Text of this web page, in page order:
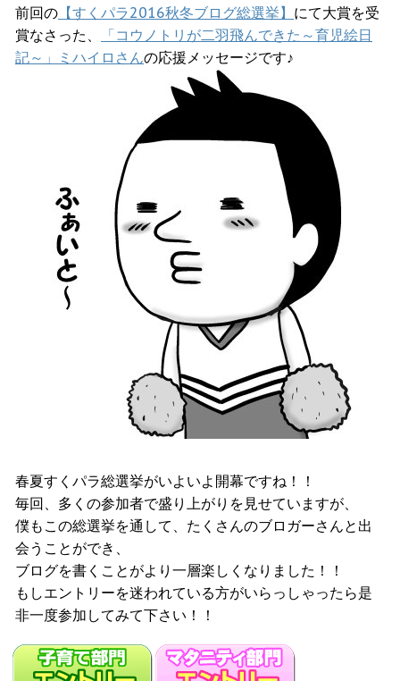
前回の 【すくパラ2016秋冬ブログ総選挙】 にて大賞を受
賞なさった、
「コウノトリが二羽飛んできた～育児絵日
記～」ミハイロさんの応援メッセージです♪
春夏すくパラ総選挙がいよいよ開幕ですね！！
毎回、多くの参加者で盛り上がりを見せていますが、
僕もこの総選挙を通して、たくさんのブロガーさんと出
会うことができ、
ブログを書くことがより一層楽しくなりました！！
もしエントリーを迷われている方がいらっしゃったら是
非一度参加してみて下さい！！